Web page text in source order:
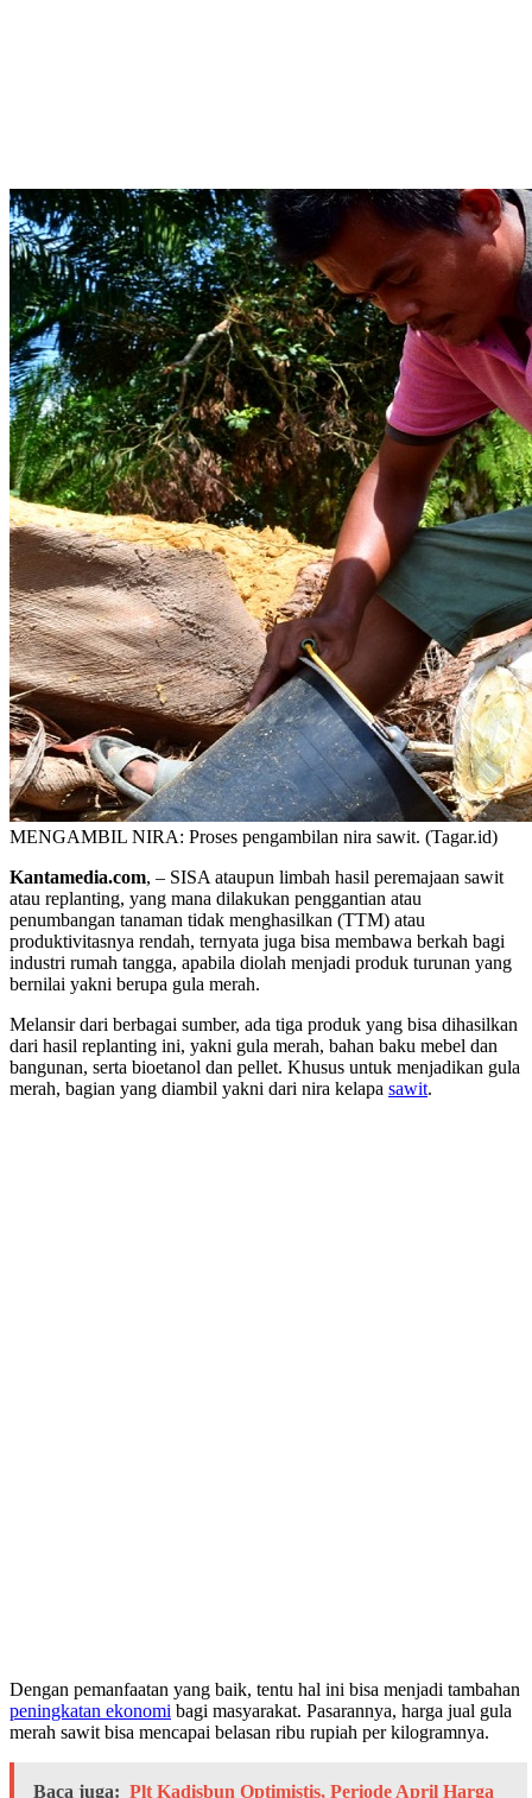
MENGAMBIL NIRA: Proses pengambilan nira sawit. (Tagar.id)
Kantamedia.com, – SISA ataupun limbah hasil peremajaan sawit
atau replanting, yang mana dilakukan penggantian atau
penumbangan tanaman tidak menghasilkan (TTM) atau
produktivitasnya rendah, ternyata juga bisa membawa berkah bagi
industri rumah tangga, apabila diolah menjadi produk turunan yang
bernilai yakni berupa gula merah.
Melansir dari berbagai sumber, ada tiga produk yang bisa dihasilkan
dari hasil replanting ini, yakni gula merah, bahan baku mebel dan
bangunan, serta bioetanol dan pellet. Khusus untuk menjadikan gula
merah, bagian yang diambil yakni dari nira kelapa sawit.
Dengan pemanfaatan yang baik, tentu hal ini bisa menjadi tambahan
peningkatan ekonomi bagi masyarakat. Pasarannya, harga jual gula
merah sawit bisa mencapai belasan ribu rupiah per kilogramnya.
Baca juga: Plt Kadisbun Optimistis, Periode April Harga